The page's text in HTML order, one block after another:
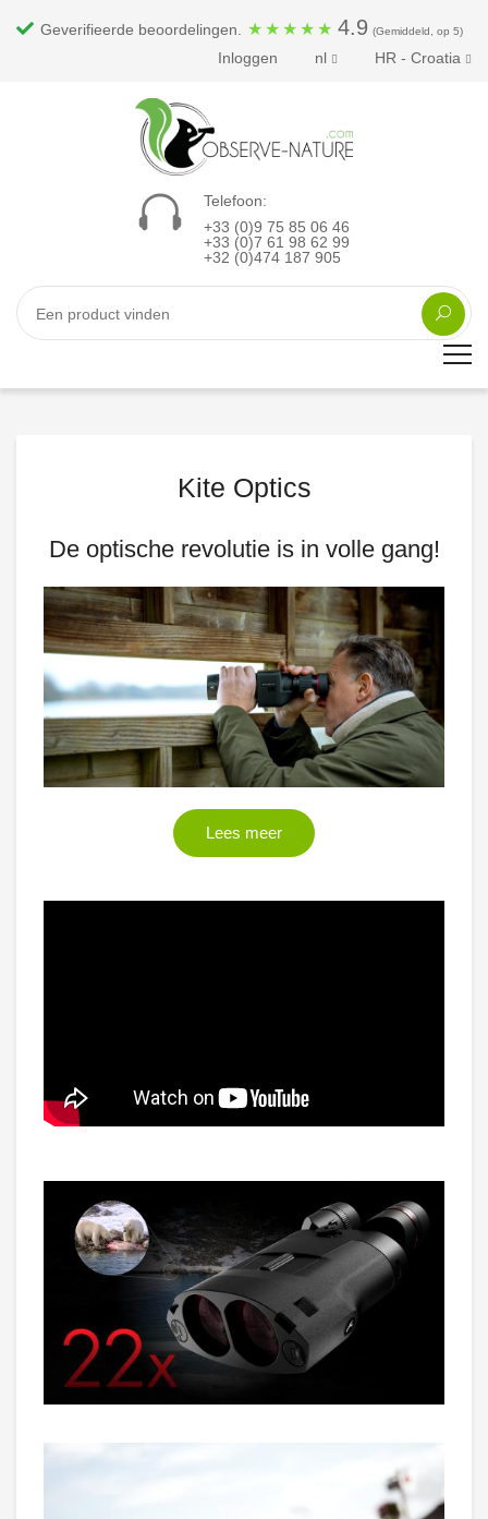
Geverifieerde beoordelingen. ★ ★ ★ ★ ★ 4.9 (Gemiddeld, op 5)
Inloggen nl HR - Croatia
Telefoon:
+33 (0)9 75 85 06 46
+33 (0)7 61 98 62 99
+32 (0)474 187 905
Kite Optics
De optische revolutie is in volle gang!
Lees meer